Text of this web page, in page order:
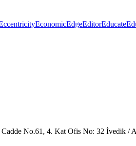
EconomicEdgeEditorEducate
No.61, 4. Kat Ofis No: 32 İvedik /